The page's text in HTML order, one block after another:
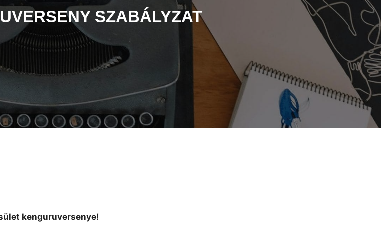
SZABÁLYZAT
kenguruversenye!